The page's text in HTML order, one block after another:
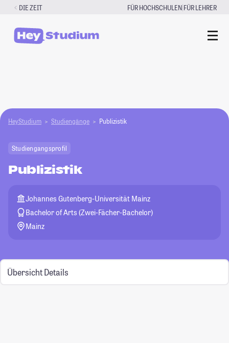
Zum
springen
DIE ZEIT FÜR HOCHSCHULEN|FÜR LEHRER
HeyStudium Studiengänge Publizistik
Studiengangsprofil
Publizistik
Johannes Gutenberg-Universität Mainz
Bachelor of Arts (Zwei-Fächer-Bachelor)
Mainz
Übersicht Details